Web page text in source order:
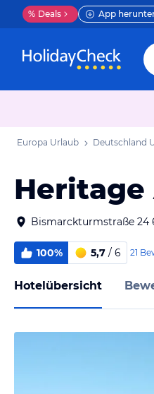
% Deals App
Europa Urlaub Deutschland
Heritage
Bismarckturmstraße 24
100% 5,7 / 6 21
Hotelübersicht